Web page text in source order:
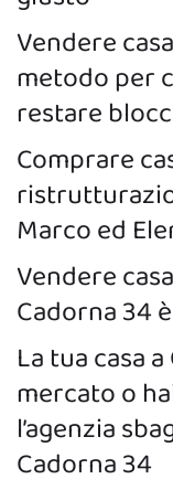
Vendere
metodo per
restare
Comprare
Marco ed
Vendere
Cadorna 34
La tua casa
mercato o
l’agenzia
Cadorna 34